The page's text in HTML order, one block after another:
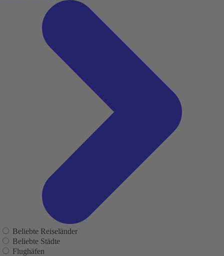
Beliebte Reiseländer
Beliebte Städte
Flughäfen